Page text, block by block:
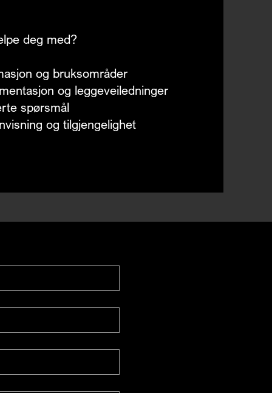
deg med?
og bruksområder
og leggeveiledninger
spørsmål
og tilgjengelighet